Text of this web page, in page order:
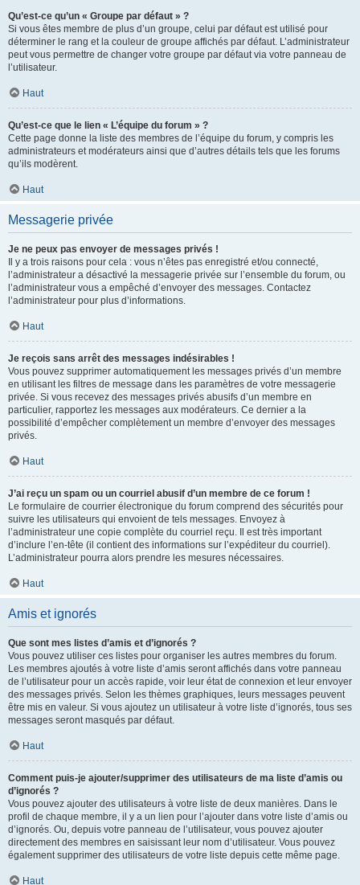
Qu’est-ce qu’un « Groupe par défaut » ?
Si vous êtes membre de plus d’un groupe, celui par défaut est utilisé pour
déterminer le rang et la couleur de groupe affichés par défaut. L’administrateur
peut vous permettre de changer votre groupe par défaut via votre panneau de
l’utilisateur.
Haut
Qu’est-ce que le lien « L’équipe du forum » ?
Cette page donne la liste des membres de l’équipe du forum, y compris les
administrateurs et modérateurs ainsi que d’autres détails tels que les forums
qu’ils modèrent.
Haut
Messagerie privée
Je ne peux pas envoyer de messages privés !
Il y a trois raisons pour cela : vous n’êtes pas enregistré et/ou connecté,
l’administrateur a désactivé la messagerie privée sur l’ensemble du forum, ou
l’administrateur vous a empêché d’envoyer des messages. Contactez
l’administrateur pour plus d’informations.
Haut
Je reçois sans arrêt des messages indésirables !
Vous pouvez supprimer automatiquement les messages privés d’un membre
en utilisant les filtres de message dans les paramètres de votre messagerie
privée. Si vous recevez des messages privés abusifs d’un membre en
particulier, rapportez les messages aux modérateurs. Ce dernier a la
possibilité d’empêcher complètement un membre d’envoyer des messages
privés.
Haut
J’ai reçu un spam ou un courriel abusif d’un membre de ce forum !
Le formulaire de courrier électronique du forum comprend des sécurités pour
suivre les utilisateurs qui envoient de tels messages. Envoyez à
l’administrateur une copie complète du courriel reçu. Il est très important
d’inclure l’en-tête (il contient des informations sur l’expéditeur du courriel).
L’administrateur pourra alors prendre les mesures nécessaires.
Haut
Amis et ignorés
Que sont mes listes d’amis et d’ignorés ?
Vous pouvez utiliser ces listes pour organiser les autres membres du forum.
Les membres ajoutés à votre liste d’amis seront affichés dans votre panneau
de l’utilisateur pour un accès rapide, voir leur état de connexion et leur envoyer
des messages privés. Selon les thèmes graphiques, leurs messages peuvent
être mis en valeur. Si vous ajoutez un utilisateur à votre liste d’ignorés, tous ses
messages seront masqués par défaut.
Haut
Comment puis-je ajouter/supprimer des utilisateurs de ma liste d’amis ou
d’ignorés ?
Vous pouvez ajouter des utilisateurs à votre liste de deux manières. Dans le
profil de chaque membre, il y a un lien pour l’ajouter dans votre liste d’amis ou
d’ignorés. Ou, depuis votre panneau de l’utilisateur, vous pouvez ajouter
directement des membres en saisissant leur nom d’utilisateur. Vous pouvez
également supprimer des utilisateurs de votre liste depuis cette même page.
Haut